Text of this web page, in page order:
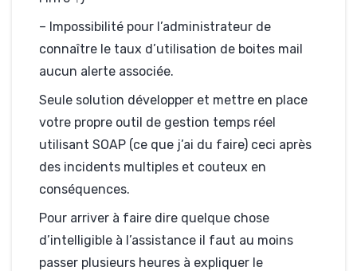
– Impossibilité pour l’administrateur de
connaître le taux d’utilisation de boites mail
aucun alerte associée.
Seule solution développer et mettre en place
votre propre outil de gestion temps réel
utilisant SOAP (ce que j’ai du faire) ceci après
des incidents multiples et couteux en
conséquences.
Pour arriver à faire dire quelque chose
d’intelligible à l’assistance il faut au moins
passer plusieurs heures à expliquer le